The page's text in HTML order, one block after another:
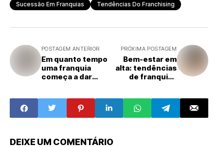
Sucessão Em Franquias
Tendências Do Franchising
POSTAGEM ANTERIOR
Em quanto tempo
uma franquia
começa a dar
cálculo
corretamente
PRÓXIMA POSTAGEM
Bem-estar em
alta: tendências
de franquias
DEIXE UM COMENTÁRIO